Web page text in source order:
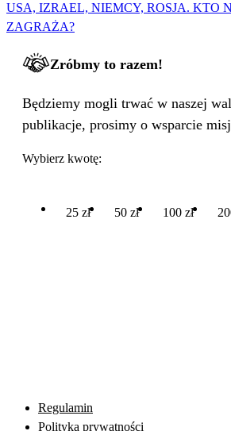
USA, IZRAEL, NIEMCY, ROSJA. KTO
ZAGRAŻA?
Zróbmy to razem!
Będziemy mogli trwać w naszej
publikacje, prosimy o wsparcie
Wybierz kwotę:
25 zł 50 zł 100 zł
Regulamin
Polityka prywatności